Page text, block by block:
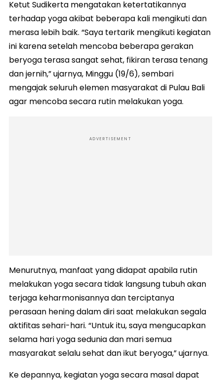
Ketut Sudikerta mengatakan ketertatikannya
terhadap yoga akibat beberapa kali mengikuti dan
merasa lebih baik. “Saya tertarik mengikuti kegiatan
ini karena setelah mencoba beberapa gerakan
beryoga terasa sangat sehat, fikiran terasa tenang
dan jernih,” ujarnya, Minggu (19/6), sembari
mengajak seluruh elemen masyarakat di Pulau Bali
agar mencoba secara rutin melakukan yoga.
ADVERTISEMENT
Menurutnya, manfaat yang didapat apabila rutin
melakukan yoga secara tidak langsung tubuh akan
terjaga keharmonisannya dan terciptanya
perasaan hening dalam diri saat melakukan segala
aktifitas sehari-hari. “Untuk itu, saya mengucapkan
selama hari yoga sedunia dan mari semua
masyarakat selalu sehat dan ikut beryoga,” ujarnya.
Ke depannya, kegiatan yoga secara masal dapat